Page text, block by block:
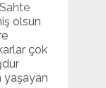
olsun
çok
yaşayan